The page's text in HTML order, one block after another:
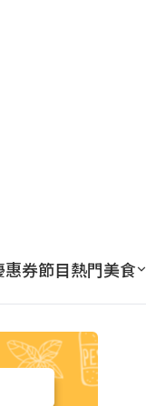
惠券節目熱門美食